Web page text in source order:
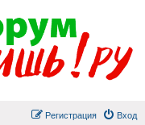
Вход
Регистрация